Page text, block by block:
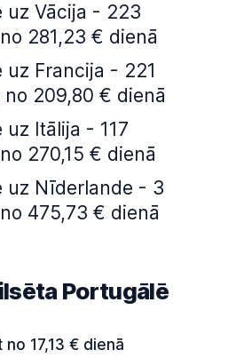
uz Vācija - 223
281,23 € dienā
uz Francija - 221
209,80 € dienā
uz Itālija - 117
270,15 € dienā
uz Nīderlande - 3
475,73 € dienā
Portugālē
no 17,13 € dienā